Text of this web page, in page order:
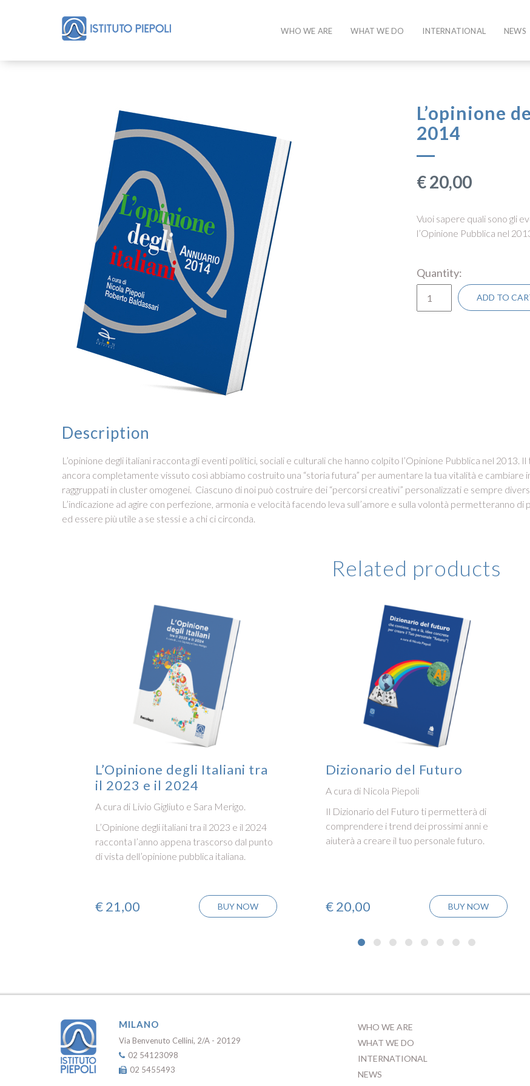
WHO WE ARE WHAT WE DO INTERNATIONAL NEWS
L’opinione
2014
€20,00
Vuoi sapere quali sono gli
l’Opinione Pubblica nel
Quantity
ADD TO
Description
L’opinione degli italiani racconta gli eventi politici, sociali e culturali che hanno colpito l’Opinione Pubblica nel 2013.
ancora completamente vissuto così abbiamo costruito una “storia futura” per aumentare la tua vitalità e cambiare
raggruppati in cluster omogenei. Ciascuno di noi può costruire dei “percorsi creativi” personalizzati e sempre
L’indicazione ad agire con perfezione, armonia e velocità facendo leva sull’amore e sulla volontà permetteranno
ed essere più utile a se stessi e a chi ci circonda.
Related products
L’Opinione degli Italiani tra
il 2023 e il 2024
A cura di Livio Gigliuto e Sara Merigo.
L’Opinione degli italiani tra il 2023 e il 2024
racconta l’anno appena trascorso dal punto
di vista dell’opinione pubblica italiana.
€21,00 BUY NOW
Dizionario del Futuro
A cura di Nicola Piepoli
Il Dizionario del Futuro ti permetterà di
comprendere i trend dei prossimi anni e
aiuterà a creare il tuo personale futuro.
€20,00 BUY NOW
MILANO
Via Benvenuto Cellini, 2/A - 20129
02 54123098
02 5455493
WHO WE ARE
WHAT WE DO
INTERNATIONAL
NEWS